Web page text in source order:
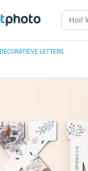
DECORATIEVE LETTERS